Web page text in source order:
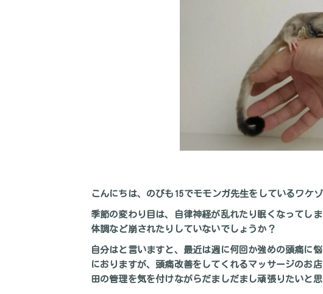
こんにちは、のびも15でモモンガ先生をしているワケ
季節の変わり目は、自律神経が乱れたり眠くなって
体調など崩されたりしていないでしょうか？
自分はと言いますと、最近は週に何回か強めの頭痛に
におりますが、頭痛改善をしてくれるマッサージのお
田の管理を気を付けながらだましだまし頑張りたいと